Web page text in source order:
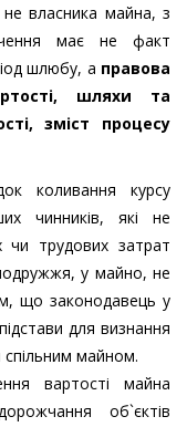
власника майна, з
має не факт
шлюбу, а правова
шляхи та
зміст процесу
коливання курсу
чинників, які не
чи трудових затрат
у майно, не
що законодавець у
для визнання
майном.
вартості майна
об`єктів